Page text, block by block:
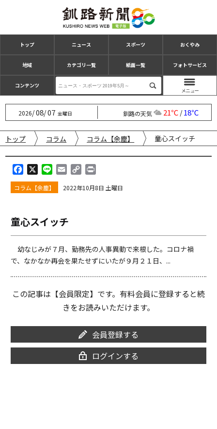
トップ ニュース スポーツ おくやみ
地域 カテゴリ一覧 紙面一覧 フォトサービス
コンテンツ
2026/08/07 金曜日 釧路の天気 21℃/18℃
トップ コラム コラム【余塵】 童心スイッチ
a
c
o
o
k
i
n
a
p
n
k
i
コラム【余塵】 2022年10月8日 土曜日
童心スイッチ
幼なじみが７月、勤務先の人事異動で来根した。コロナ禍
で、なかなか再会を果たせずにいたが９月２１日、...
この記事は【会員限定】です。有料会員に登録すると続
きをお読みいただけます。
会員登録する
ログインする